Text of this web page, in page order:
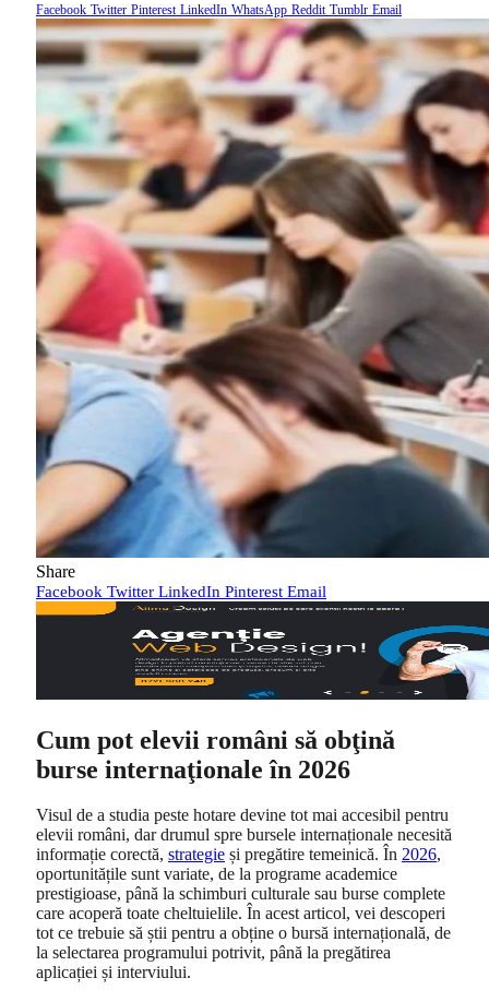
Facebook Twitter Pinterest LinkedIn WhatsApp Reddit Tumblr Email
Share
Facebook Twitter LinkedIn Pinterest Email
Cum pot elevii români să obţină
burse internaţionale în 2026
Visul de a studia peste hotare devine tot mai accesibil pentru
elevii români, dar drumul spre bursele internaționale necesită
informație corectă, strategie și pregătire temeinică. În 2026,
oportunitățile sunt variate, de la programe academice
prestigioase, până la schimburi culturale sau burse complete
care acoperă toate cheltuielile. În acest articol, vei descoperi
tot ce trebuie să știi pentru a obține o bursă internațională, de
la selectarea programului potrivit, până la pregătirea
aplicației și interviului.